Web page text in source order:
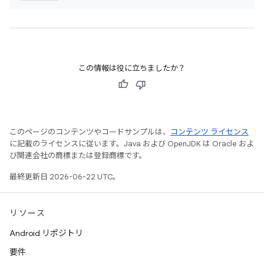
この情報は役に立ちましたか？
このページのコンテンツやコードサンプルは、
コンテンツ ライセンス
に記載のライセンスに従います。Java および OpenJDK は Oracle およ
び関連会社の商標または登録商標です。
最終更新日 2026-06-22 UTC。
リソース
Android リポジトリ
要件